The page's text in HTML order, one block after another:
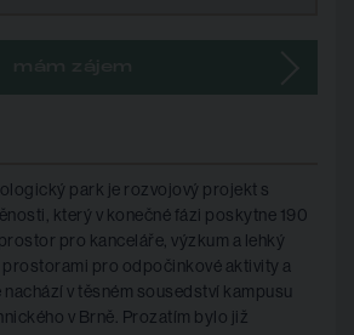
park je rozvojový projekt s
který v konečné fázi poskytne 190
pro kanceláře, výzkum a lehký
pro odpočinkové aktivity a
v těsném sousedství kampusu
v Brně. Prozatím bylo již